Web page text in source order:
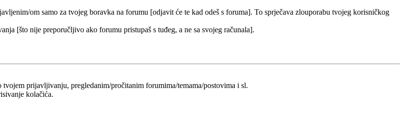
om samo za tvojeg boravka na forumu [odjavit će te kad odeš s foruma]. To sprječava zlouporabu tvojeg korisničkog
[što nije preporučljivo ako forumu pristupaš s tuđeg, a ne sa svojeg računala].
prijavljivanju, pregledanim/pročitanim forumima/temama/postovima i sl.
kolačića.